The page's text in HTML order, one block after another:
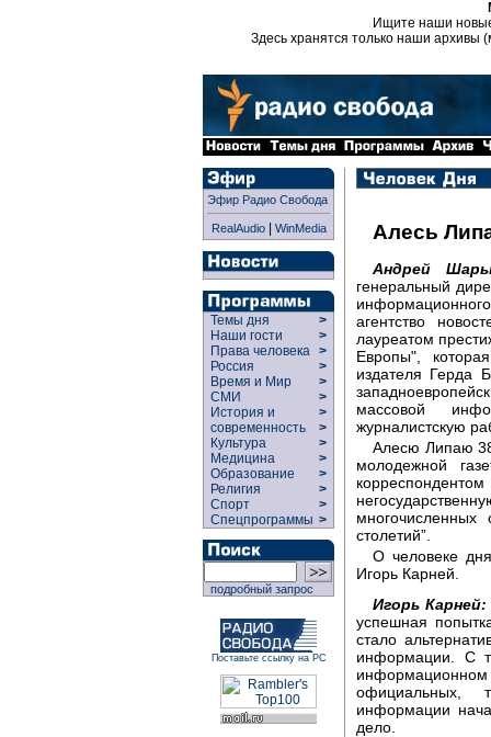
Ищите наши
Здесь хранятся только наши архивы
Эфир Радио Свобода
RealAudio| WinMedia
Темы дня
>
Наши гости
>
Права человека >
Россия
>
Время и Мир
>
СМИ
>
История и
современность
>
>
Культура
>
Медицина
>
Образование
>
Религия
>
Спорт
>
Спецпрограммы >
подробный запрос
Поставьте ссылку на РС
Алесь
Андрей
генеральный
агентство
лауреатом
Европы",
издателя Герда
массовой
журналистскую
Алесю Липаю
молодежной
столетий”.
О человеке
Игорь Карней.
Игорь Карней:
успешная
стало
информации. С
официальных,
информации
дело.